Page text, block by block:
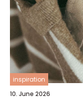
inspiration
10. June 2026